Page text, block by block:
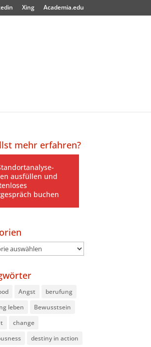
Xing Academia.edu
mehr erfahren?
ausfüllen und
buchen
Angst
berufung
leben
Bewusstsein
change
destiny in action